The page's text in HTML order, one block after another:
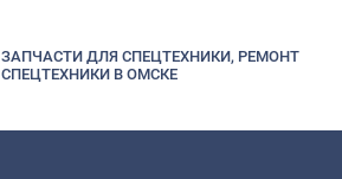
ЗАПЧАСТИ ДЛЯ СПЕЦТЕХНИКИ, РЕМОНТ
СПЕЦТЕХНИКИ В ОМСКЕ